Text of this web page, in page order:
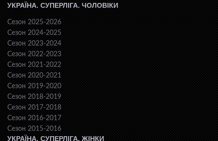
УКРАЇНА. СУПЕРЛІГА. ЧОЛОВІКИ
Сезон 2025-2026
Сезон 2024-2025
Сезон 2023-2024
Сезон 2022-2023
Сезон 2021-2022
Сезон 2020-2021
Сезон 2019-2020
Сезон 2018-2019
Сезон 2017-2018
Сезон 2016-2017
Сезон 2015-2016
УКРАЇНА. СУПЕРЛІГА. ЖІНКИ